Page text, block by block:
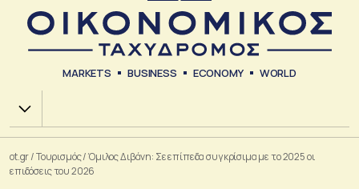
MARKETS BUSINESS ECONOMY WORLD
Χ.Α.
ot.gr/Τουρισμός/Όμιλος Διβάνη: Σε επίπεδα συγκρίσιμα με το 2025 οι
επιδόσεις του 2026